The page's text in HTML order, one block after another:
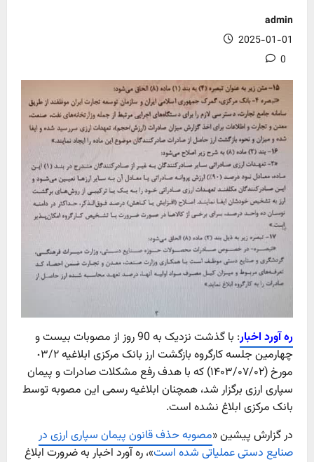
admin
2025-01-01
0
ره آورد اخبار
: با گذشت نزدیک به 90 روز از مصوبات بیست و
چهارمین جلسه کارگروه بازگشت ارز بانک مرکزی ابلاغیه ٠٣/٢
مورخ (۱۴۰۳/۰۷/۰۲) که با هدف رفع مشکلات صادرات و پیمان
سپاری ارزی برگزار شد، همچنان ابلاغیه رسمی این مصوبه توسط
بانک مرکزی ابلاغ نشده است.
در گزارش‌ پیشین «مصوبه حذف قانون پیمان سپاری ارزی در
صنایع دستی عملیاتی شده است»، ره آورد اخبار به ضرورت ابلاغ